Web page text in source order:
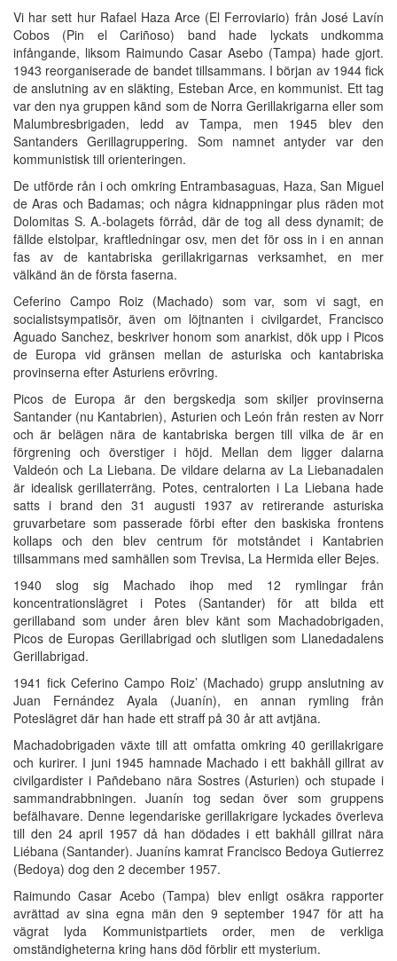
Vi har sett hur Rafael Haza Arce (El Ferroviario) från José Lavín
Cobos (Pin el Cariñoso) band hade lyckats undkomma
infångande, liksom Raimundo Casar Asebo (Tampa) hade gjort.
1943 reorganiserade de bandet tillsammans. I början av 1944 fick
de anslutning av en släkting, Esteban Arce, en kommunist. Ett tag
var den nya gruppen känd som de Norra Gerillakrigarna eller som
Malumbresbrigaden, ledd av Tampa, men 1945 blev den
Santanders Gerillagruppering. Som namnet antyder var den
kommunistisk till orienteringen.
De utförde rån i och omkring Entrambasaguas, Haza, San Miguel
de Aras och Badamas; och några kidnappningar plus räden mot
Dolomitas S. A.-bolagets förråd, där de tog all dess dynamit; de
fällde elstolpar, kraftledningar osv, men det för oss in i en annan
fas av de kantabriska gerillakrigarnas verksamhet, en mer
välkänd än de första faserna.
Ceferino Campo Roiz (Machado) som var, som vi sagt, en
socialistsympatisör, även om löjtnanten i civilgardet, Francisco
Aguado Sanchez, beskriver honom som anarkist, dök upp i Picos
de Europa vid gränsen mellan de asturiska och kantabriska
provinserna efter Asturiens erövring.
Picos de Europa är den bergskedja som skiljer provinserna
Santander (nu Kantabrien), Asturien och León från resten av Norr
och är belägen nära de kantabriska bergen till vilka de är en
förgrening och överstiger i höjd. Mellan dem ligger dalarna
Valdeón och La Liebana. De vildare delarna av La Liebanadalen
är idealisk gerillaterräng. Potes, centralorten i La Liebana hade
satts i brand den 31 augusti 1937 av retirerande asturiska
gruvarbetare som passerade förbi efter den baskiska frontens
kollaps och den blev centrum för motståndet i Kantabrien
tillsammans med samhällen som Trevisa, La Hermida eller Bejes.
1940 slog sig Machado ihop med 12 rymlingar från
koncentrationslägret i Potes (Santander) för att bilda ett
gerillaband som under åren blev känt som Machadobrigaden,
Picos de Europas Gerillabrigad och slutligen som Llanedadalens
Gerillabrigad.
1941 fick Ceferino Campo Roiz’ (Machado) grupp anslutning av
Juan Fernández Ayala (Juanín), en annan rymling från
Poteslägret där han hade ett straff på 30 år att avtjäna.
Machadobrigaden växte till att omfatta omkring 40 gerillakrigare
och kurirer. I juni 1945 hamnade Machado i ett bakhåll gillrat av
civilgardister i Pañdebano nära Sostres (Asturien) och stupade i
sammandrabbningen. Juanín tog sedan över som gruppens
befälhavare. Denne legendariske gerillakrigare lyckades överleva
till den 24 april 1957 då han dödades i ett bakhåll gillrat nära
Liébana (Santander). Juaníns kamrat Francisco Bedoya Gutierrez
(Bedoya) dog den 2 december 1957.
Raimundo Casar Acebo (Tampa) blev enligt osäkra rapporter
avrättad av sina egna män den 9 september 1947 för att ha
vägrat lyda Kommunistpartiets order, men de verkliga
omständigheterna kring hans död förblir ett mysterium.